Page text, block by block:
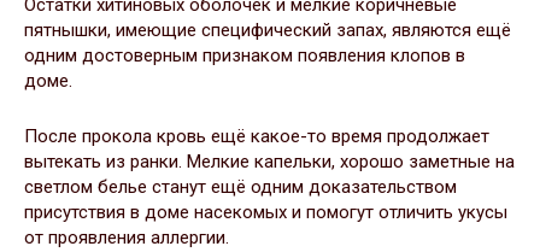
Остатки хитиновых оболочек и мелкие коричневые
пятнышки, имеющие специфический запах, являются ещё
одним достоверным признаком появления клопов в
доме.
После прокола кровь ещё какое-то время продолжает
вытекать из ранки. Мелкие капельки, хорошо заметные на
светлом белье станут ещё одним доказательством
присутствия в доме насекомых и помогут отличить укусы
от проявления аллергии.